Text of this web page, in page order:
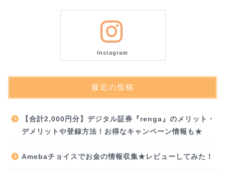
Instagram
最近の投稿
【合計2,000円分】デジタル証券『renga』のメリット・
デメリットや登録方法！お得なキャンペーン情報も★
Amebaチョイスでお金の情報収集★レビューしてみた！